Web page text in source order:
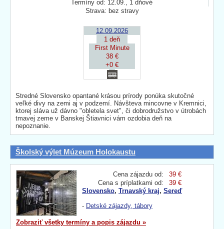
Termíny od: 12.09., 1 dňové
Strava: bez stravy
12.09.2026
1 deň
First Minute
38 €
+0 €
Stredné Slovensko opantané krásou prírody ponúka skutočné
veľké divy na zemi aj v podzemí. Návšteva mincovne v Kremnici,
ktorej sláva už dávno "obletela svet", či dobrodružstvo v útrobách
tmavej zeme v Banskej Štiavnici vám ozdobia deň na
nepoznanie.
Školský výlet Múzeum Holokaustu
Cena zájazdu od:
39 €
Cena s príplatkami od:
39 €
Slovensko, Trnavský kraj, Sereď
- Detské zájazdy, tábory
Zobraziť všetky termíny a popis zájazdu »